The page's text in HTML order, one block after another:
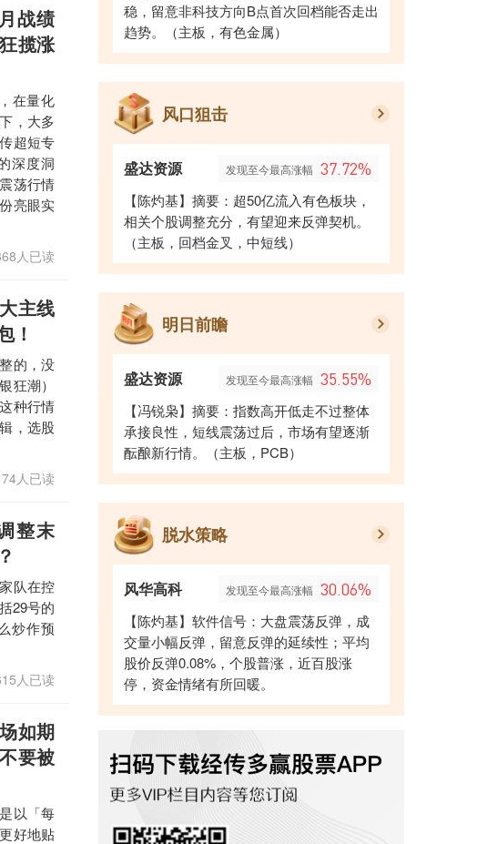
战绩
揽涨
在量化
，大多
超短专
深度洞
荡行情
亮眼实
人已读
主线
！
的，没
狂潮）
种行情
，选股
人已读
整末
队在控
29号的
炒作预
人已读
如期
要被
以「每
好地贴
稳，留意非科技方向B点首次回档能否走出
趋势。（主板，有色金属）
风口狙击
盛达资源 发现至今最高涨幅 37.72%
【陈灼基】摘要：超50亿流入有色板块，
相关个股调整充分，有望迎来反弹契机。
（主板，回档金叉，中短线）
明日前瞻
盛达资源 发现至今最高涨幅 35.55%
【冯锐枭】摘要：指数高开低走不过整体
承接良性，短线震荡过后，市场有望逐渐
酝酿新行情。（主板，PCB）
脱水策略
风华高科 发现至今最高涨幅 30.06%
【陈灼基】软件信号：大盘震荡反弹，成
交量小幅反弹，留意反弹的延续性；平均
股价反弹0.08%，个股普涨，近百股涨
停，资金情绪有所回暖。